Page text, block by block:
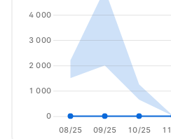
08/25 09/25 10/25
0
1 000
2 000
3 000
4 000